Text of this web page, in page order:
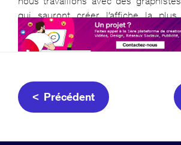
qui saurontcréer l’affichela plus
objectifs marketing !
< Précédent